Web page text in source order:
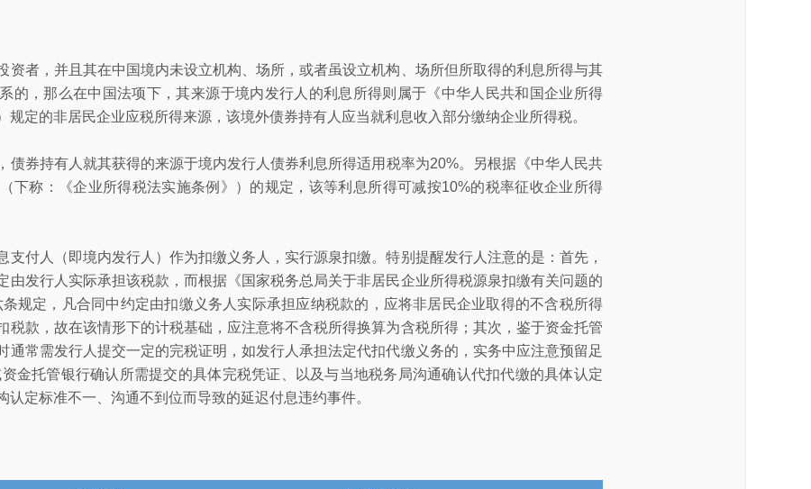
资者，并且其在中国境内未设立机构、场所，或者虽设立机构、场所但所取得的利息所得与其
的，那么在中国法项下，其来源于境内发行人的利息所得则属于《中华人民共和国企业所得
规定的非居民企业应税所得来源，该境外债券持有人应当就利息收入部分缴纳企业所得税。
债券持有人就其获得的来源于境内发行人债券利息所得适用税率为20%。另根据《中华人民共
下称：《企业所得税法实施条例》）的规定，该等利息所得可减按10%的税率征收企业所得
支付人（即境内发行人）作为扣缴义务人，实行源泉扣缴。特别提醒发行人注意的是：首先，
由发行人实际承担该税款，而根据《国家税务总局关于非居民企业所得税源泉扣缴有关问题的
规定，凡合同中约定由扣缴义务人实际承担应纳税款的，应将非居民企业取得的不含税所得
税款，故在该情形下的计税基础，应注意将不含税所得换算为含税所得；其次，鉴于资金托管
通常需发行人提交一定的完税证明，如发行人承担法定代扣代缴义务的，实务中应注意预留足
金托管银行确认所需提交的具体完税凭证、以及与当地税务局沟通确认代扣代缴的具体认定
认定标准不一、沟通不到位而导致的延迟付息违约事件。